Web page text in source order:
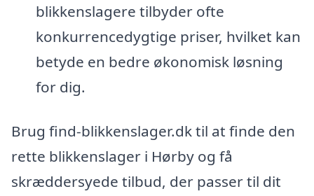
blikkenslagere tilbyder ofte
konkurrencedygtige priser, hvilket kan
betyde en bedre økonomisk løsning
for dig.
Brug find-blikkenslager.dk til at finde den
rette blikkenslager i Hørby og få
skræddersyede tilbud, der passer til dit